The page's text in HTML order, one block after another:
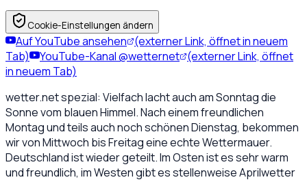
Cookie-Einstellungen ändern
Auf YouTube ansehen (externer Link, öffnet in neuem
Tab)
YouTube-Kanal @wetternet (externer Link, öffnet
in neuem Tab)
wetter.net spezial: Vielfach lacht auch am Sonntag die
Sonne vom blauen Himmel. Nach einem freundlichen
Montag und teils auch noch schönen Dienstag, bekommen
wir von Mittwoch bis Freitag eine echte Wettermauer.
Deutschland ist wieder geteilt. Im Osten ist es sehr warm
und freundlich, im Westen gibt es stellenweise Aprilwetter